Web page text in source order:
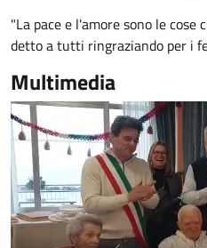
"La pace e l'amore sono le cose
detto a tutti ringraziando per i
Multimedia